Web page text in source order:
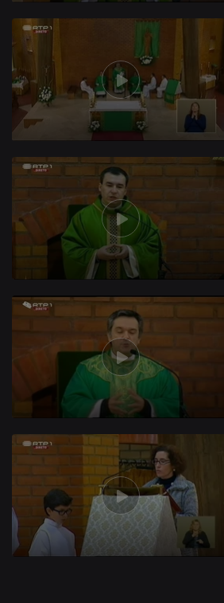
220363